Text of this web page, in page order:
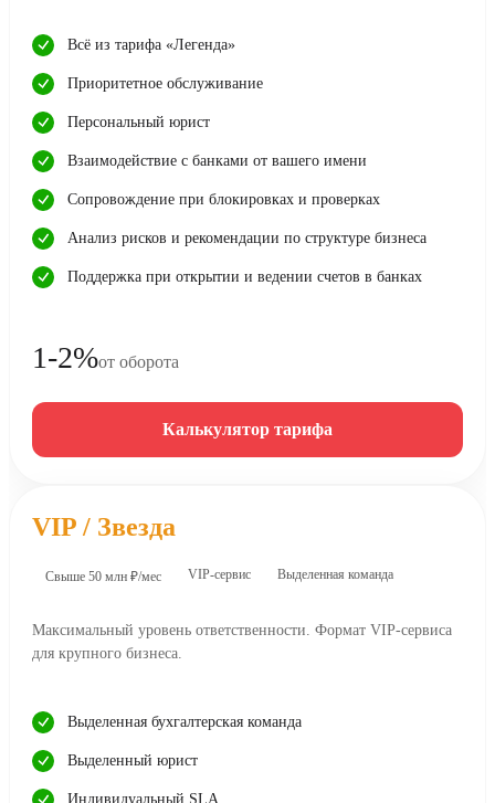
Всё из тарифа «Легенда»
Приоритетное обслуживание
Персональный юрист
Взаимодействие с банками от вашего имени
Сопровождение при блокировках и проверках
Анализ рисков и рекомендации по структуре бизнеса
Поддержка при открытии и ведении счетов в банках
1-2%от оборота
Калькулятор тарифа
VIP / Звезда
Свыше 50 млн ₽/мес VIP-сервис Выделенная команда
Максимальный уровень ответственности. Формат VIP-сервиса
для крупного бизнеса.
Выделенная бухгалтерская команда
Выделенный юрист
Индивидуальный SLA